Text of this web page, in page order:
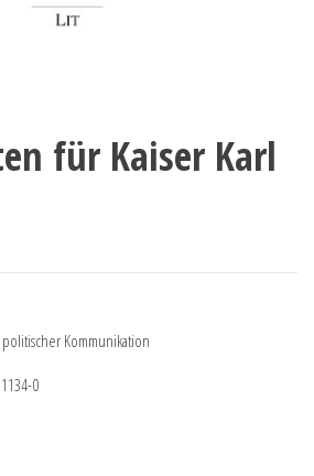
für Kaiser Karl
Kommunikation
0